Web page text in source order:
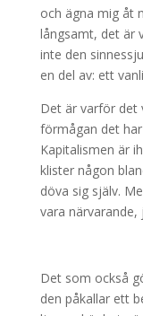
och ägna mig åt
långsamt, det är
inte den
en del av: ett
Det är varför det
förmågan det
Kapitalismen är
klister någon
döva sig själv.
vara närvarande,
Det som också
den påkallar ett